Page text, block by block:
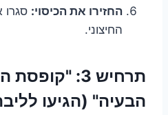
החזירו את הכיסוי: סגרו
החיצוני.
תרחיש 3:
הבעיה" (הגיעו